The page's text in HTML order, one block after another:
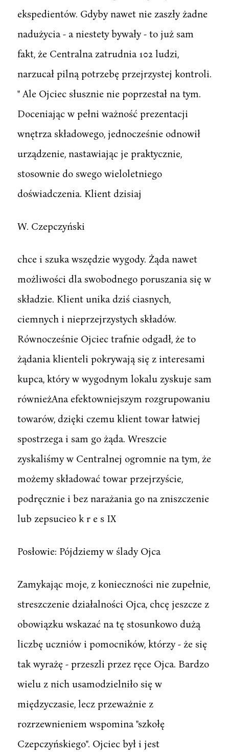
ekspedientów. Gdyby nawet nie zaszły żadne
nadużycia - a niestety bywały - to już sam
fakt, że Centralna zatrudnia 102 ludzi,
narzucał pilną potrzebę przejrzystej kontroli.
" Ale Ojciec słusznie nie poprzestał na tym.
Doceniając w pełni ważność prezentacji
wnętrza składowego, jednocześnie odnowił
urządzenie, nastawiając je praktycznie,
stosownie do swego wieloletniego
doświadczenia. Klient dzisiaj
W. Czepczyński
chce i szuka wszędzie wygody. Żąda nawet
możliwości dla swobodnego poruszania się w
składzie. Klient unika dziś ciasnych,
ciemnych i nieprzejrzystych składów.
Równocześnie Ojciec trafnie odgadł, że to
żądania klienteli pokrywają się z interesami
kupca, który w wygodnym lokalu zyskuje sam
równieżAna efektowniejszym rozgrupowaniu
towarów, dzięki czemu klient towar łatwiej
spostrzega i sam go żąda. Wreszcie
zyskaliśmy w Centralnej ogromnie na tym, że
możemy składować towar przejrzyście,
podręcznie i bez narażania go na zniszczenie
lub zepsucieo k r e s IX
Posłowie: Pójdziemy w ślady Ojca
Zamykając moje, z konieczności nie zupełnie,
streszczenie działalności Ojca, chcę jeszcze z
obowiązku wskazać na tę stosunkowo dużą
liczbę uczniów i pomocników, którzy - że się
tak wyrażę - przeszli przez ręce Ojca. Bardzo
wielu z nich usamodzielniło się w
międzyczasie, lecz przeważnie z
rozrzewnieniem wspomina "szkołę
Czepczyńskiego". Ojciec był i jest